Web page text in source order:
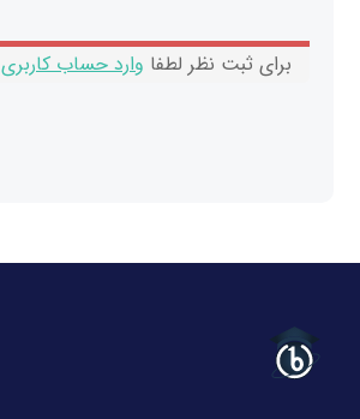
برای ثبت نظر لطفا وارد حساب کاربری